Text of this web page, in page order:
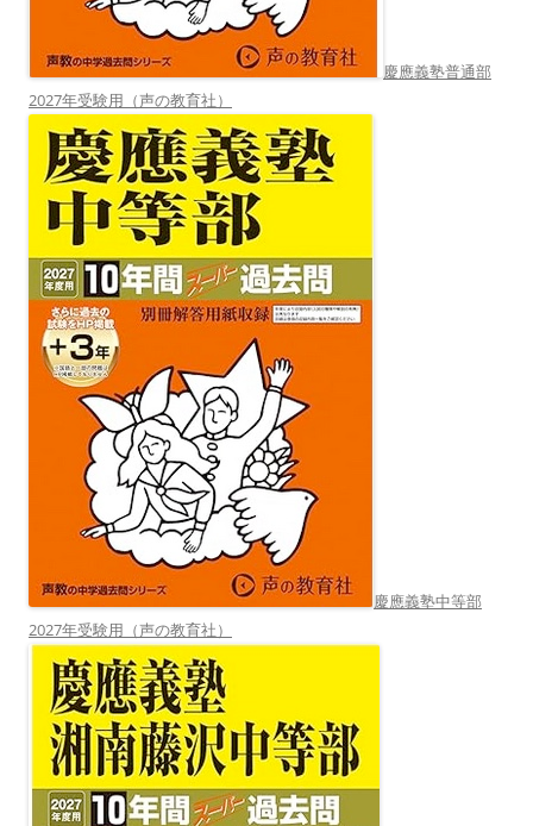
慶應義塾普通部
2027年受験用（声の教育社）
慶應義塾中等部
2027年受験用（声の教育社）